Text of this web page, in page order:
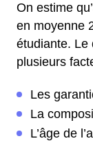
On estime
en moyenne
étudiante. Le
plusieurs
Les
La
L’âge de